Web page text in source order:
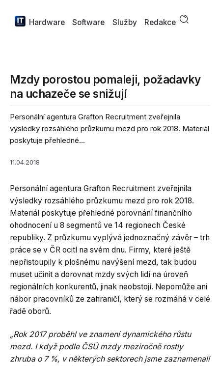
Hardware Software Služby Redakce
Mzdy porostou pomaleji, požadavky
na uchazeče se snižují
Personální agentura Grafton Recruitment zveřejnila
výsledky rozsáhlého průzkumu mezd pro rok 2018. Materiál
poskytuje přehledné...
11.04.2018
Personální agentura Grafton Recruitment zveřejnila
výsledky rozsáhlého průzkumu mezd pro rok 2018.
Materiál poskytuje přehledné porovnání finančního
ohodnocení u 8 segmentů ve 14 regionech České
republiky. Z průzkumu vyplývá jednoznačný závěr – trh
práce se v ČR ocitl na svém dnu. Firmy, které ještě
nepřistoupily k plošnému navýšení mezd, tak budou
muset učinit a dorovnat mzdy svých lidí na úroveň
regionálních konkurentů, jinak neobstojí. Nepomůže ani
nábor pracovníků ze zahraničí, který se rozmáhá v celé
řadě oborů.
„Rok 2017 proběhl ve znamení dynamického růstu
mezd. I když podle ČSÚ mzdy meziročně rostly
zhruba o 7 %, v některých sektorech jsme zaznamenali